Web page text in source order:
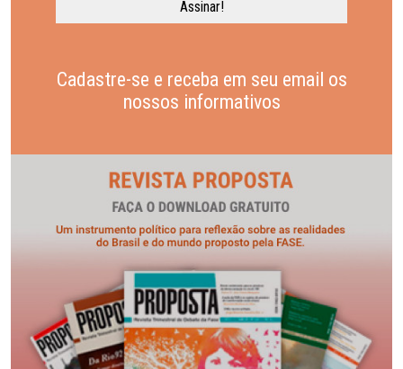
Cadastre-se e receba em seu email os
nossos informativos